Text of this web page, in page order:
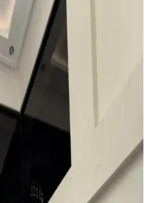
deri sandalyeler, dayanıklılık
tasarım halılarla konfor
güçlenir.
ve Dolapla
Rolü
uyumu, doğru renk tonları ve
yeşil alt tonlar ve sıcak
ise denge oluşturur.
İçin Dayanıklı